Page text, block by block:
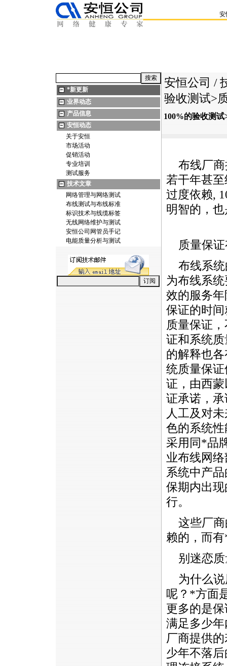
安
*新更新
业界动态
产品信息
安恒动态
关于安恒
市场活动
促销活动
专业培训
测试服务
技术文章
网络管理与网络测试
布线测试与布线标准
标识技术与线缆标签
无线网络维护与测试
安恒公司网管员手记
电能质量分析与测试
安恒公司 /
验收测试>
100%的验收测
布线厂商
若干年甚
过度依赖,
明智的，
质量保证
布线系统
为布线系
效的服务
保证的时
质量保证
证和系统
的解释也
统质量保
证，由西
证承诺，
人工及对
色的系统
采用同 *品
业布线网
系统中产
保期内出
行。
这些厂商
赖的，而有
别迷恋质
为什么说
呢？ *方面
更多的是
满足多少
厂商提供
少年不落